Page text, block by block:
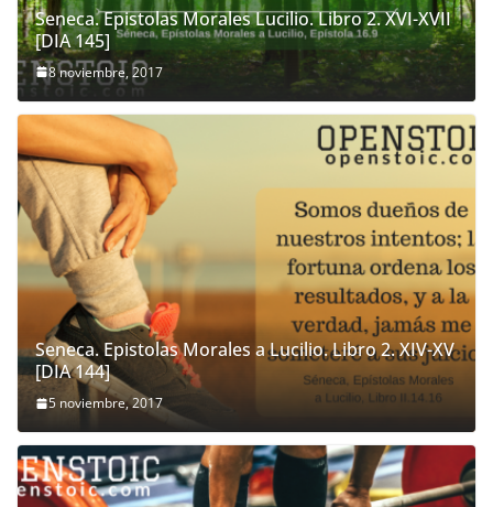
Seneca. Epistolas Morales Lucilio. Libro 2. XVI-XVII
[DIA 145]
8 noviembre, 2017
Seneca. Epistolas Morales a Lucilio. Libro 2. XIV-XV
[DIA 144]
5 noviembre, 2017